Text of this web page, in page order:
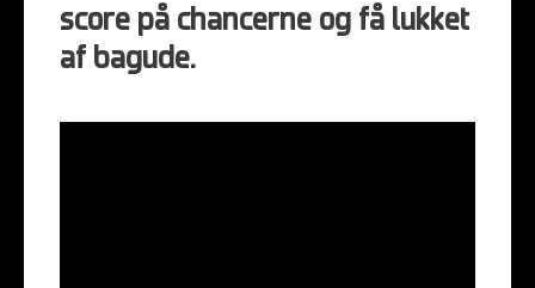
score på chancerne og få lukket
af bagude.